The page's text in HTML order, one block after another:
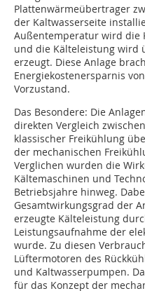
Plattenwärmeübertrager
der Kaltwasserseite
Außentemperatur wird die
und die Kälteleistung wird
erzeugt. Diese Anlage
Energiekostenersparnis
Vorzustand.
Das Besondere: Die
direkten Vergleich
klassischer Freikühlung
der mechanischen
Verglichen wurden die
Kältemaschinen und
Betriebsjahre hinweg.
Gesamtwirkungsgrad der
erzeugte Kälteleistung
Leistungsaufnahme der
wurde. Zu diesen
Lüftermotoren des
und Kaltwasserpumpen.
für das Konzept der